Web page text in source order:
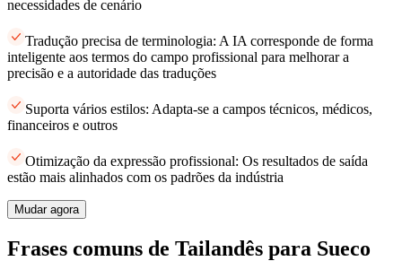
necessidades de cenário
Tradução precisa de terminologia: A IA corresponde de forma
inteligente aos termos do campo profissional para melhorar a
precisão e a autoridade das traduções
Suporta vários estilos: Adapta-se a campos técnicos, médicos,
financeiros e outros
Otimização da expressão profissional: Os resultados de saída
estão mais alinhados com os padrões da indústria
Mudar agora
Frases comuns de Tailandês para Sueco